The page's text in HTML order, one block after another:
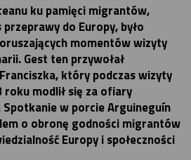
ku pamięci migrantów,
do Europy, było
momentów wizyty
Gest ten przywołał
który podczas wizyty
roku modlił się za ofiary
w porcie Arguineguín
o obronę godności migrantów
Europy i społeczności